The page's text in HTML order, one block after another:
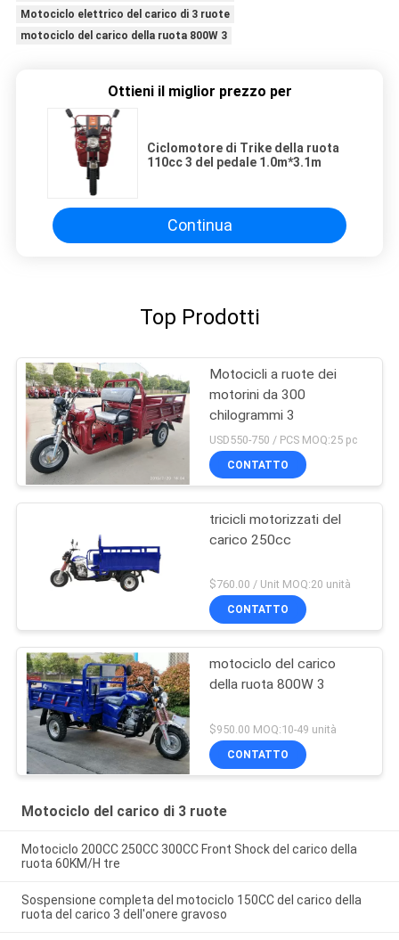
Motociclo elettrico del carico di 3 ruote
motociclo del carico della ruota 800W 3
Ottieni il miglior prezzo per
Ciclomotore di Trike della ruota
110cc 3 del pedale 1.0m*3.1m
Continua
Top Prodotti
Motocicli a ruote dei
motorini da 300
chilogrammi 3
USD550-750 / PCS MOQ:25 pc
CONTATTO
tricicli motorizzati del
carico 250cc
$760.00 / Unit MOQ:20 unità
CONTATTO
motociclo del carico
della ruota 800W 3
$950.00 MOQ:10-49 unità
CONTATTO
Motociclo del carico di 3 ruote
Motociclo 200CC 250CC 300CC Front Shock del carico della
ruota 60KM/H tre
Sospensione completa del motociclo 150CC del carico della
ruota del carico 3 dell'onere gravoso